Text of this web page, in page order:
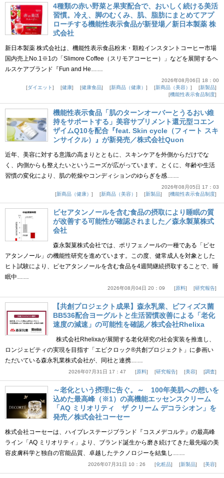
4種類の赤い野菜と果実配合で、おいしく続ける美活
習慣。冷え、脚のむくみ、肌、脂肪にまとめてアプ
ローチする機能性表示食品が新登場／新日本製薬 株
式会社
新日本製薬 株式会社は、機能性表示食品粉末・顆粒インスタントコーヒー市場
国内売上No.1※1の「Slimore Coffee（スリモアコーヒー）」などを展開するヘ
ルスケアブランド『Fun and He……
2026年08月06日 18：00
ダイエット
健康 健康食品 新商品（健康） 新商品（美容）
新製品
機能性表示食品制度
機能性表示食品「肌のターンオーバーとうるおい維
持をサポートする」美容サプリメント還元型コエン
ザイムQ10を配合『feat. Skin cycle（フィート スキ
ンサイクル）』が新発売／株式会社Quon
近年、美容に対する意識の高まりとともに、スキンケアを外側からだけでな
く、内側からも整えたいというニーズが広がっています。とくに、年齢や生活
習慣の変化により、肌の乾燥やコンディションのゆらぎを感……
2026年08月05日 17：03
新商品（健康）
新商品（美容） 新製品 機能性表示食品制度
ピセアタンノールを含む食品の摂取により睡眠の質
が改善する可能性が確認されました／森永製菓株式
会社
森永製菓株式会社では、ポリフェノールの一種である「ピセ
アタンノール」の機能性研究を進めています。この度、健常成人を対象とした
ヒト試験により、ピセアタンノールを含む食品を4週間継続摂取することで、睡
眠中……
2026年08月04日 20：09 原料 研究報告
【共創プロジェクト成果】森永乳業、ビフィズス菌
BB536配合ヨーグルトと生活習慣改善による「老化
速度の減速」の可能性を確認／株式会社Rhelixa
株式会社Rhelixaが展開する老化研究の社会実装を推進し、
ロンジェビティの実現を目指す「エピクロック®共創プロジェクト」に参画い
ただいている森永乳業株式会社が、同社と連携……
2026年07月31日 17：47 原料 研究報告 美容 調査
～老化という摂理に告ぐ。～ 100年美肌への想いを
込めた最高峰（※1）の高機能エッセンスクリーム
「AQ ミリオリティ ザ クリーム デコラシオン」を
発売／株式会社コーセー
株式会社コーセーは、ハイプレステージブランド『コスメデコルテ』の最高峰
ライン「AQ ミリオリティ」より、ブランド誕生から磨き続けてきた最先端の美
容皮膚科学と独自の官能品質、卓越したテクノロジーを結集し……
2026年07月31日 10：26 化粧品 新製品 美容